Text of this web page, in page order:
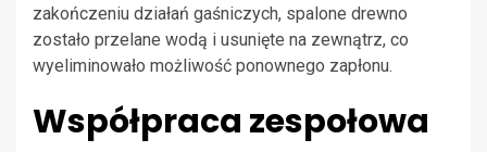
zakończeniu działań gaśniczych, spalone drewno
zostało przelane wodą i usunięte na zewnątrz, co
wyeliminowało możliwość ponownego zapłonu.
Współpraca zespołowa